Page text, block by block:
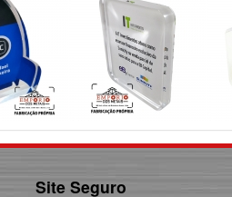
Site Seguro